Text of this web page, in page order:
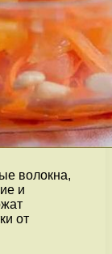
волокна,
и
от